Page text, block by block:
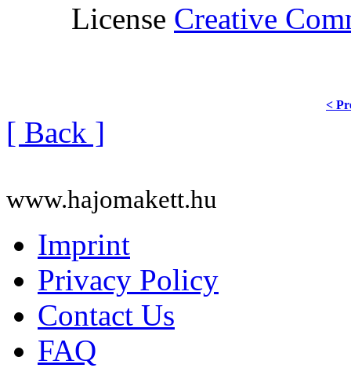
License Creative
<
[ Back ]
www.hajomakett.hu
Imprint
Privacy Policy
Contact Us
FAQ